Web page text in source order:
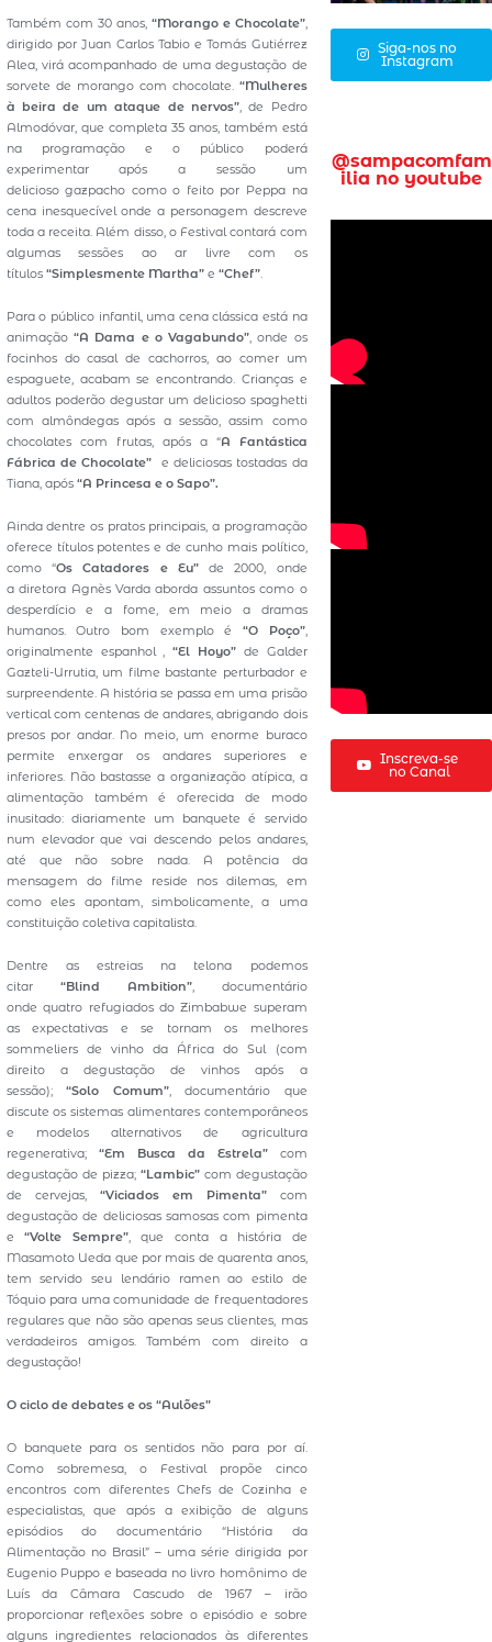
Também com 30 anos,“Morango e Chocolate”,
dirigido por Juan Carlos Tabio e Tomás Gutiérrez
Alea, virá acompanhado de uma degustação de
sorvete de morango com chocolate.“Mulheres
à beira de um ataque de nervos”, de Pedro
Almodóvar, que completa 35 anos, também está
na programação e o público poderá
experimentar após a sessão um
delicioso gazpacho como o feito por Peppa na
cena inesquecível onde a personagem descreve
toda a receita. Além disso, o Festival contará com
algumas sessões ao ar livre com os
títulos “Simplesmente Martha”e “Chef”.
Para o público infantil, uma cena clássica está na
animação“A Dama e o Vagabundo”, onde os
focinhos do casal de cachorros, ao comer um
espaguete, acabam se encontrando. Crianças e
adultos poderão degustar um delicioso spaghetti
com almôndegas após a sessão, assim como
chocolates com frutas, após a “A Fantástica
Fábrica de Chocolate” e deliciosas tostadas da
Tiana, após“A Princesa e o Sapo”.
Ainda dentre os pratos principais, a programação
oferece títulos potentes e de cunho mais político,
como “Os Catadores e Eu”de 2000, onde
a diretora Agnès Varda aborda assuntos como o
desperdício e a fome, em meio a dramas
humanos. Outro bom exemplo é “O Poço”,
originalmente espanhol ,“El Hoyo”de Galder
Gazteli-Urrutia, um filme bastante perturbador e
surpreendente. A história se passa em uma prisão
vertical com centenas de andares, abrigando dois
presos por andar. No meio, um enorme buraco
permite enxergar os andares superiores e
inferiores. Não bastasse a organização atípica, a
alimentação também é oferecida de modo
inusitado: diariamente um banquete é servido
num elevador que vai descendo pelos andares,
até que não sobre nada. A potência da
mensagem do filme reside nos dilemas, em
como eles apontam, simbolicamente, a uma
constituição coletiva capitalista.
Dentre as estreias na telona podemos
citar“Blind Ambition”, documentário
onde quatro refugiados do Zimbabwe superam
as expectativas e se tornam os melhores
sommeliers de vinho da África do Sul (com
direito a degustação de vinhos após a
sessão);“Solo Comum”, documentário que
discute os sistemas alimentares contemporâneos
e modelos alternativos de agricultura
regenerativa;“Em Busca da Estrela”com
degustação de pizza;“Lambic”com degustação
de cervejas, “Viciados em Pimenta”com
degustação de deliciosas samosas com pimenta
e“Volte Sempre”, que conta a história de
Masamoto Ueda que por mais de quarenta anos,
tem servido seu lendário ramen ao estilo de
Tóquio para uma comunidade de frequentadores
regulares que não são apenas seus clientes, mas
verdadeiros amigos. Também com direito a
degustação!
O ciclo de debates e os “Aulões”
O banquete para os sentidos não para por aí.
Como sobremesa, o Festival propõe cinco
encontros com diferentes Chefs de Cozinha e
especialistas, que após a exibição de alguns
episódios do documentário “História da
Alimentação no Brasil” – uma série dirigida por
Eugenio Puppo e baseada no livro homônimo de
Luís da Câmara Cascudo de 1967 – irão
proporcionar reflexões sobre o episódio e sobre
alguns ingredientes relacionados às diferentes
Siga-nos no
Instagram
@sampacomfam
ilia no youtube
Inscreva-se
no Canal